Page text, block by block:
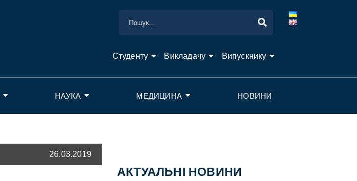
Студенту Викладачу Випускнику
НАУКА МЕДИЦИНА НОВИНИ
26.03.2019
АКТУАЛЬНІ НОВИНИ